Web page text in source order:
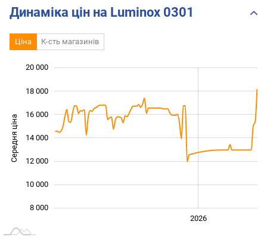
Динаміка цін на Luminox 0301
Ціна К-сть магазинів
Середня ціна 10 000
8 000
10 000
12 000
14 000
16 000
18 000
20 000
2026